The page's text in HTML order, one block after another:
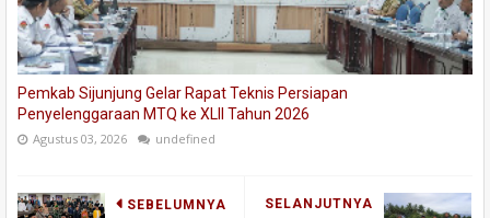
Pemkab Sijunjung Gelar Rapat Teknis Persiapan
Penyelenggaraan MTQ ke XLII Tahun 2026
Agustus 03, 2026 undefined
SELANJUTNYA
SEBELUMNYA